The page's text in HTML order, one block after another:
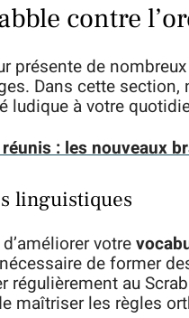
contre
présente de
Dans cette section,
ludique à votre
: les nouveaux
linguistiques
votre
de former
au
maîtriser les règles